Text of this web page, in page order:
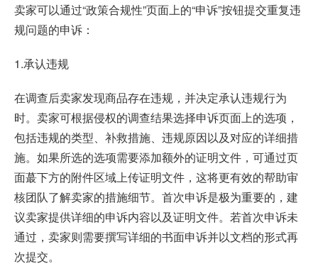
卖家可以通过“政策合规性”页面上的“申诉”按钮提交重复违
规问题的申诉：
1.承认违规
在调查后卖家发现商品存在违规，并决定承认违规行为
时。卖家可根据侵权的调查结果选择申诉页面上的选项，
包括违规的类型、补救措施、违规原因以及对应的详细措
施。如果所选的选项需要添加额外的证明文件，可通过页
面蕞下方的附件区域上传证明文件，这将更有效的帮助审
核团队了解卖家的措施细节。首次申诉是极为重要的，建
议卖家提供详细的申诉内容以及证明文件。若首次申诉未
通过，卖家则需要撰写详细的书面申诉并以文档的形式再
次提交。